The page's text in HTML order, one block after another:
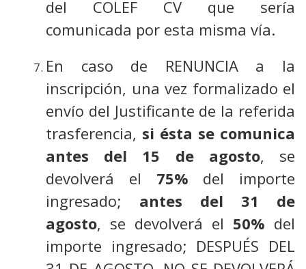
del COLEF CV que sería
comunicada por esta misma vía.
En caso de RENUNCIA a la
inscripción, una vez formalizado el
envío del Justificante de la referida
trasferencia, si ésta se comunica
antes del 15 de agosto, se
devolverá el 75% del importe
ingresado; antes del 31 de
agosto, se devolverá el 50% del
importe ingresado; DESPUÉS DEL